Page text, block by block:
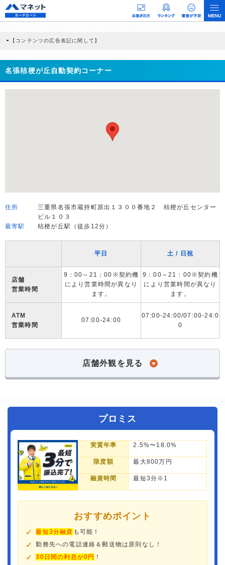
【コンテンツの広告表記に関して】
商品を根拠なくPRするものではなく、当編集部の調査／ユーザーへの口コミ収集な
どに基づき、公平性を担保した情報提供を行っています。
>提携企業一覧
名張桔梗が丘自動契約コーナー
住所
三重県名張市蔵持町原出１３００番地２ 桔梗が丘センター
ビル１０３
最寄駅
桔梗が丘駅（徒歩12分）
平日 土 / 日祝
店舗
営業時間
9：00～21：00※契約機
により営業時間が異なり
ます。
9：00～21：00※契約機
により営業時間が異なり
ます。
ATM
営業時間
07:00-24:00
07:00-24:00/07:00-24:0
0
店舗外観を見る
プロミス
実質年率 2.5%〜18.0%
限度額 最大800万円
融資時間 最短3分※1
おすすめポイント
最短3分融資 も可能！
勤務先への電話連絡＆郵送物は原則なし！
30日間の利息が0円 ！